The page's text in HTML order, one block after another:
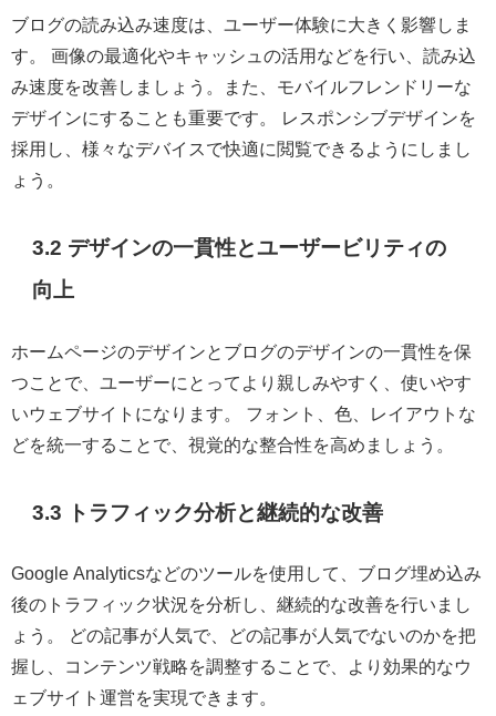
ブログの読み込み速度は、ユーザー体験に大きく影響しま
す。 画像の最適化やキャッシュの活用などを行い、読み込
み速度を改善しましょう。また、モバイルフレンドリーな
デザインにすることも重要です。 レスポンシブデザインを
採用し、様々なデバイスで快適に閲覧できるようにしまし
ょう。
3.2 デザインの一貫性とユーザービリティの
向上
ホームページのデザインとブログのデザインの一貫性を保
つことで、ユーザーにとってより親しみやすく、使いやす
いウェブサイトになります。 フォント、色、レイアウトな
どを統一することで、視覚的な整合性を高めましょう。
3.3 トラフィック分析と継続的な改善
Google Analyticsなどのツールを使用して、ブログ埋め込み
後のトラフィック状況を分析し、継続的な改善を行いまし
ょう。 どの記事が人気で、どの記事が人気でないのかを把
握し、コンテンツ戦略を調整することで、より効果的なウ
ェブサイト運営を実現できます。